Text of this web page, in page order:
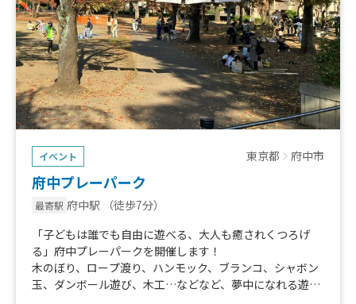
イベント 東京都 府中市
府中プレーパーク
最寄駅 府中駅
（徒歩7分）
「子どもは誰でも自由に遊べる、大人も癒されくつろげ
る」府中プレーパークを開催します！
木のぼり、ロープ渡り、ハンモック、ブランコ、シャボン
玉、ダンボール遊び、木工…などなど、夢中になれる遊び